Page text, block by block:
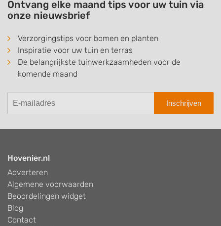
Ontvang elke maand tips voor uw tuin via
onze nieuwsbrief
Verzorgingstips voor bomen en planten
Inspiratie voor uw tuin en terras
De belangrijkste tuinwerkzaamheden voor de
komende maand
Inschrijven
Hovenier.nl
Adverteren
Algemene voorwaarden
Beoordelingen widget
Blog
Contact